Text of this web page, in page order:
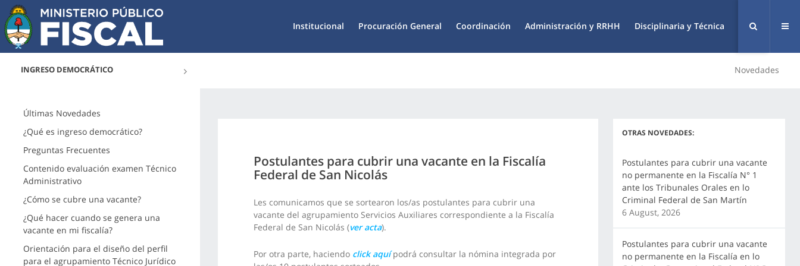
Institucional Procuración General Coordinación Administración y RRHH Disciplinaria y Técnica
INGRESO DEMOCRÁTICO Novedades
Últimas Novedades
¿Qué es ingreso democrático?
Preguntas Frecuentes
Contenido evaluación examen Técnico
Administrativo
¿Cómo se cubre una vacante?
¿Qué hacer cuando se genera una
vacante en mi fiscalía?
Orientación para el diseño del perfil
para el agrupamiento Técnico Jurídico
Postulantes para cubrir una vacante en la Fiscalía
Federal de San Nicolás
Les comunicamos que se sortearon los/as postulantes para cubrir una
vacante del agrupamiento Servicios Auxiliares correspondiente a la Fiscalía
Federal de San Nicolás (ver acta).
Por otra parte, haciendo click aquí podrá consultar la nómina integrada por
OTRAS NOVEDADES:
Postulantes para cubrir una vacante
no permanente en la Fiscalía N° 1
ante los Tribunales Orales en lo
Criminal Federal de San Martín
6 August, 2026
Postulantes para cubrir una vacante
no permanente en la Fiscalía en lo